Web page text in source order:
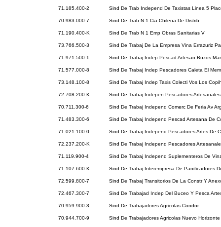
71.185.400-2 Sind De Trab Independ De Taxistas Linea 5
70.983.000-7 Sind De Trab N 1 Cia Chilena De Distrib
71.190.400-K Sind De Trab N 1 Emp Obras Sanitarias V
73.766.500-3 Sind De Trabaj De La Empresa Vina Errazuriz
71.971.500-1 Sind De Trabaj Indep Pescad Artesan Buzos
71.577.000-8 Sind De Trabaj Indep Pescadores Caleta El
73.148.100-8 Sind De Trabaj Indep Taxis Colecti Vos Los
72.708.200-K Sind De Trabaj Indepen Pescadores
70.711.300-6 Sind De Trabaj Independ Comerc De Feria Av
71.483.300-6 Sind De Trabaj Independ Pescad Artesana De
71.021.100-0 Sind De Trabaj Independ Pescadores Artes De
72.237.200-K Sind De Trabaj Independ Pescadores
71.119.900-4 Sind De Trabaj Independ Suplementeros De
71.107.600-K Sind De Trabaj Interempresa De Panificadores
72.599.800-7 Sind De Trabaj Transitorios De La Constr Y
72.467.300-7 Sind De Trabajad Indep Del Buceo Y Pesca
70.959.900-3 Sind De Trabajadores Agricolas Condor
70.944.700-9 Sind De Trabajadores Agricolas Nuevo Horizonte